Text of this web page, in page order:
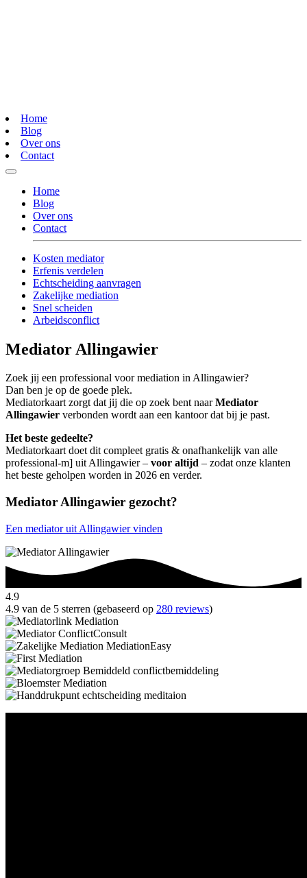
Home
Blog
Over ons
Contact
Home
Blog
Over ons
Contact
Kosten mediator
Erfenis verdelen
Echtscheiding aanvragen
Zakelijke mediation
Snel scheiden
Arbeidsconflict
Mediator Allingawier
Zoek jij een professional voor mediation in Allingawier?
Dan ben je op de goede plek.
Mediatorkaart zorgt dat jij die op zoek bent naarMediator
Allingawier verbonden wordt aan een kantoor dat bij je past.
Het beste gedeelte?
Mediatorkaart doet dit compleet gratis & onafhankelijk van alle
professional-m] uit Allingawier – voor altijd – zodat onze klanten
het beste geholpen worden in 2026 en verder.
Mediator Allingawier gezocht?
Een mediator uit Allingawier vinden
4.9
4.9 van de 5 sterren (gebaseerd op 280 reviews)